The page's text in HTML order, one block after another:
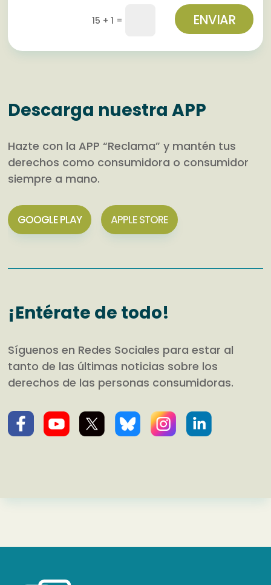
15 + 1 = ENVIAR
Descarga nuestra APP
Hazte con la APP “Reclama” y mantén tus
derechos como consumidora o consumidor
siempre a mano.
GOOGLE PLAY APPLE STORE
¡Entérate de todo!
Síguenos en Redes Sociales para estar al
tanto de las últimas noticias sobre los
derechos de las personas consumidoras.